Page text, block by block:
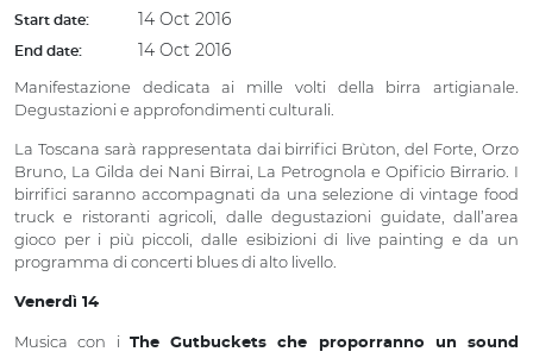
Start date: 14 Oct 2016
End date: 14 Oct 2016
Manifestazione dedicata ai mille volti della birra artigianale.
Degustazioni e approfondimenti culturali.
La Toscana sarà rappresentata dai birrifici Brùton, del Forte, Orzo
Bruno, La Gilda dei Nani Birrai, La Petrognola e Opificio Birrario. I
birrifici saranno accompagnati da una selezione di vintage food
truck e ristoranti agricoli, dalle degustazioni guidate, dall’area
gioco per i più piccoli, dalle esibizioni di live painting e da un
programma di concerti blues di alto livello.
Venerdì 14
Musica con i The Gutbuckets che proporranno un sound